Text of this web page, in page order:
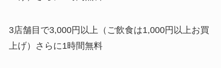
3店舗目で3,000円以上（ご飲食は1,000円以上お買
上げ）さらに1時間無料